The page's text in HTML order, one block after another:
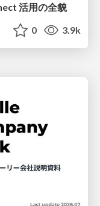
活用の全貌
0 3.9k